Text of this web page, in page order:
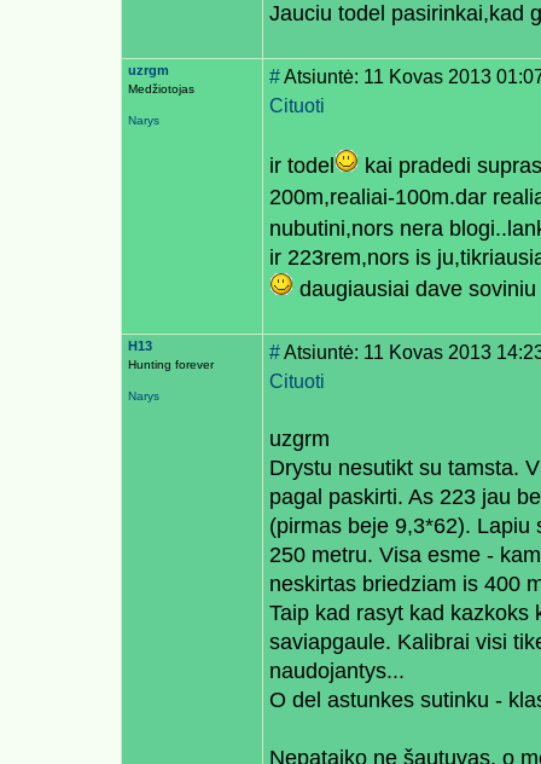
Jauciu todel pasirinkai,kad
uzrgm
Medžiotojas
Narys
#Atsiuntė: 11 Kovas 2013
Cituoti
ir todel
kai pradedi
200m,realiai-100m.dar
nubutini,nors nera
ir 223rem,nors is
daugiausiai dave
H13
Hunting forever
Narys
#Atsiuntė: 11 Kovas 2013
Cituoti
uzgrm
Drystu nesutikt su tamsta.
pagal paskirti. As 223 jau
(pirmas beje 9,3*62).
250 metru. Visa esme -
neskirtas briedziam is 400
Taip kad rasyt kad kazkoks
saviapgaule. Kalibrai visi
naudojantys...
O del astunkes sutinku -
Nepataiko ne šautuvas, o